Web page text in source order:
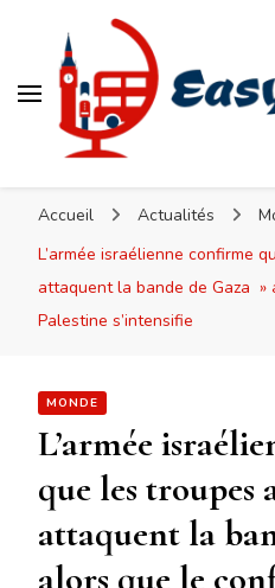
Accueil Actualités
L’armée israélienne confirme
attaquent la bande de Gaza
Palestine s’intensifie
MONDE
L’armée
que les troupes
attaquent la
alors que le